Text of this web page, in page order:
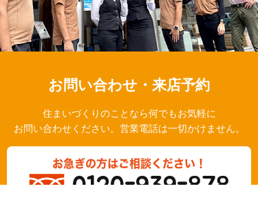
お問い合わせ・来店予約
住まいづくりのことなら何でもお気軽に
お問い合わせください。営業電話は一切かけません。
お急ぎの方はご相談ください！
0120-939-878